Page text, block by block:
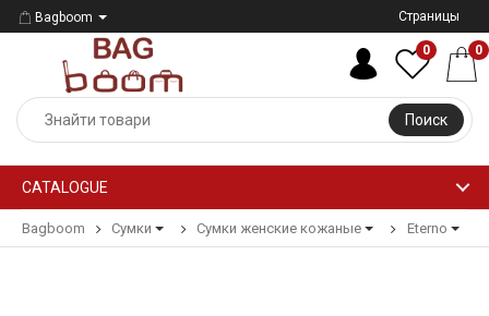
Bagboom Страницы
Поиск
0 0
CATALOGUE
Bagboom Сумки Сумки женские кожаные Eterno